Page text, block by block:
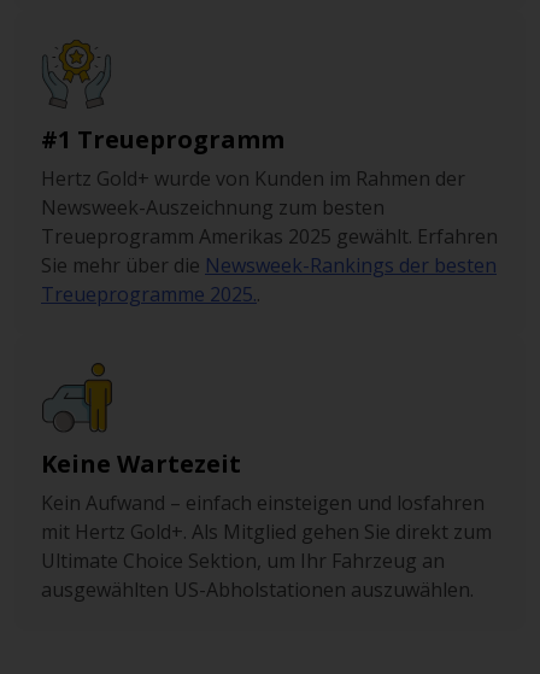
#1 Treueprogramm
Hertz Gold+ wurde von Kunden im Rahmen der
Newsweek-Auszeichnung zum besten
Treueprogramm Amerikas 2025 gewählt. Erfahren
Sie mehr über die Newsweek-Rankings der besten
Treueprogramme 2025..
Keine Wartezeit
Kein Aufwand – einfach einsteigen und losfahren
mit Hertz Gold+. Als Mitglied gehen Sie direkt zum
Ultimate Choice Sektion, um Ihr Fahrzeug an
ausgewählten US-Abholstationen auszuwählen.